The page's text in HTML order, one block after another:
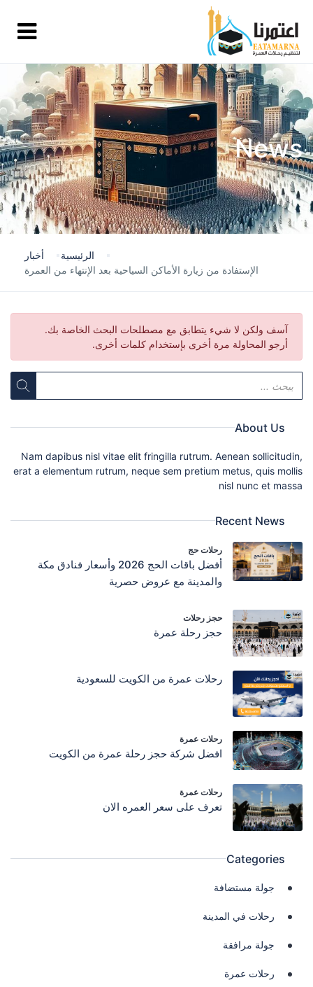
News
الرئيسية
أخبار
الإستفادة من زيارة الأماكن السياحية بعد الإنتهاء من العمرة
آسف ولكن لا شيء يتطابق مع مصطلحات البحث الخاصة بك.
أرجو المحاولة مرة أخرى بإستخدام كلمات أخرى.
About Us
Nam dapibus nisl vitae elit fringilla rutrum. Aenean sollicitudin,
erat a elementum rutrum, neque sem pretium metus, quis mollis
nisl nunc et massa
Recent News
رحلات حج
أفضل باقات الحج 2026 وأسعار فنادق مكة
والمدينة مع عروض حصرية
حجز رحلات
حجز رحلة عمرة
رحلات عمرة من الكويت للسعودية
رحلات عمرة
افضل شركة حجز رحلة عمرة من الكويت
رحلات عمرة
تعرف على سعر العمره الان
Categories
جولة مستضافة
رحلات في المدينة
جولة مرافقة
رحلات عمرة